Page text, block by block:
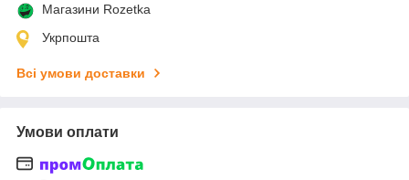
Магазини Rozetka
Укрпошта
Всі умови доставки
Умови оплати